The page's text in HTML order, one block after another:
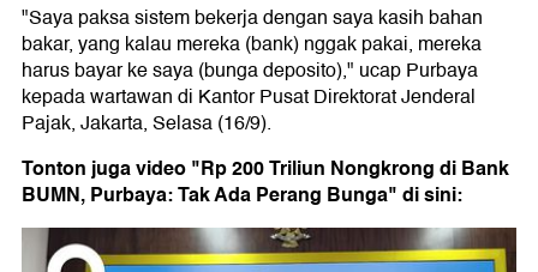
"Saya paksa sistem bekerja dengan saya kasih bahan
bakar, yang kalau mereka (bank) nggak pakai, mereka
harus bayar ke saya (bunga deposito)," ucap Purbaya
kepada wartawan di Kantor Pusat Direktorat Jenderal
Pajak, Jakarta, Selasa (16/9).
Tonton juga video "Rp 200 Triliun Nongkrong di Bank
BUMN, Purbaya: Tak Ada Perang Bunga" di sini: